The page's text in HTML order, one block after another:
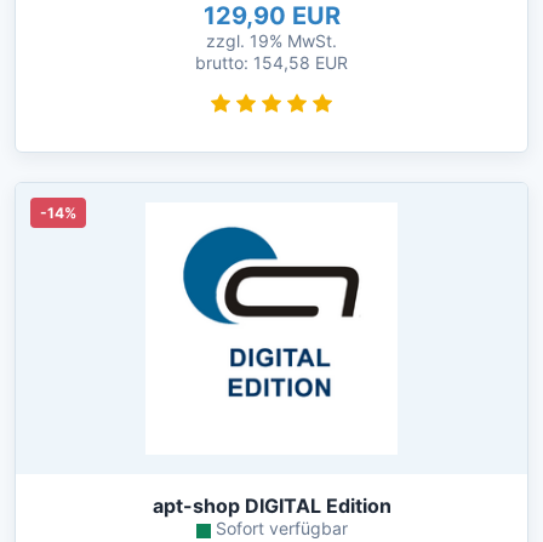
129,90 EUR
zzgl. 19% MwSt.
brutto: 154,58 EUR
-14%
apt-shop DIGITAL Edition
Sofort verfügbar